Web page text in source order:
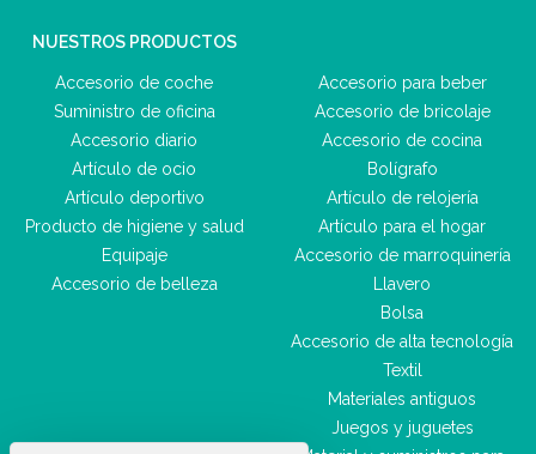
NUESTROS PRODUCTOS
Accesorio de coche
Suministro de oficina
Accesorio diario
Artículo de ocio
Artículo deportivo
Producto de higiene y salud
Equipaje
Accesorio de belleza
Accesorio para beber
Accesorio de bricolaje
Accesorio de cocina
Bolígrafo
Artículo de relojería
Artículo para el hogar
Accesorio de marroquinería
Llavero
Bolsa
Accesorio de alta tecnología
Textil
Materiales antiguos
Juegos y juguetes